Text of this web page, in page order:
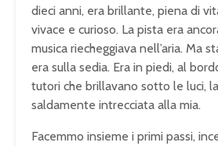
dieci anni, era brillante, piena di
vivace e curioso. La pista era
musica riecheggiava nell’aria. Ma
era sulla sedia. Era in piedi, al
tutori che brillavano sotto le luci,
saldamente intrecciata alla mia.
Facemmo insieme i primi passi,